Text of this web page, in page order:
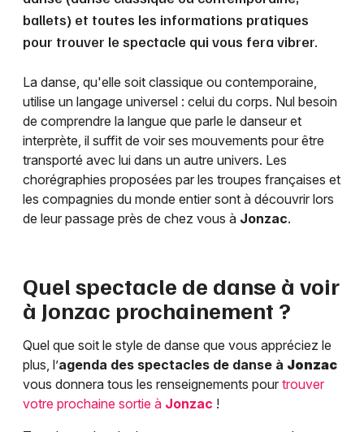
ballets) et toutes les informations pratiques
pour trouver le spectacle qui vous fera vibrer.
La danse, qu'elle soit classique ou contemporaine,
utilise un langage universel : celui du corps. Nul besoin
de comprendre la langue que parle le danseur et
interprète, il suffit de voir ses mouvements pour être
transporté avec lui dans un autre univers. Les
chorégraphies proposées par les troupes françaises et
les compagnies du monde entier sont à découvrir lors
de leur passage près de chez vous à Jonzac.
Quel spectacle de danse à voir
à Jonzac prochainement ?
Quel que soit le style de danse que vous appréciez le
plus, l’agenda des spectacles de danse à Jonzac
vous donnera tous les renseignements pour trouver
votre prochaine sortie à Jonzac !